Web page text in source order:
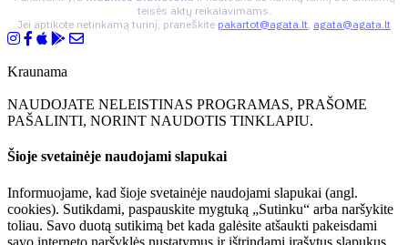
teisės aktų reikalavimams.
Jei aptikote netinkamą turinį, praneškite pakartot@agata.lt, agata@agata.lt
Kraunama
NAUDOJATE NELEISTINAS PROGRAMAS, PRAŠOME
PAŠALINTI, NORINT NAUDOTIS TINKLAPIU.
Šioje svetainėje naudojami slapukai
Informuojame, kad šioje svetainėje naudojami slapukai (angl.
cookies). Sutikdami, paspauskite mygtuką „Sutinku“ arba naršykite
toliau. Savo duotą sutikimą bet kada galėsite atšaukti pakeisdami
savo interneto naršyklės nustatymus ir ištrindami įrašytus slapukus.